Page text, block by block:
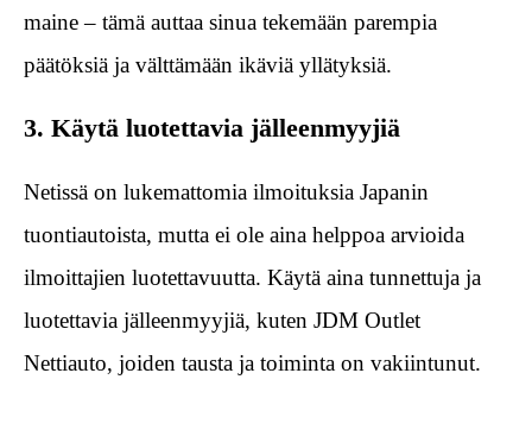
maine – tämä auttaa sinua tekemään parempia
päätöksiä ja välttämään ikäviä yllätyksiä.
3. Käytä luotettavia jälleenmyyjiä
Netissä on lukemattomia ilmoituksia Japanin
tuontiautoista, mutta ei ole aina helppoa arvioida
ilmoittajien luotettavuutta. Käytä aina tunnettuja ja
luotettavia jälleenmyyjiä, kuten JDM Outlet
Nettiauto, joiden tausta ja toiminta on vakiintunut.